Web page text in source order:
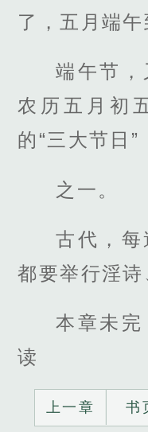
了，五月端午
端午节，
农历五月初
的“三大节日”
之一。
古代，每
都要举行淫诗
本章未完
读
上一章 书